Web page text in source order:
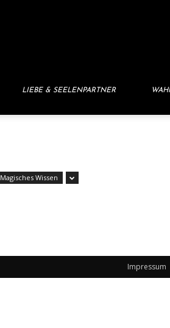
LIEBE & SEELENPARTNER
Magisches Wissen
Impressum